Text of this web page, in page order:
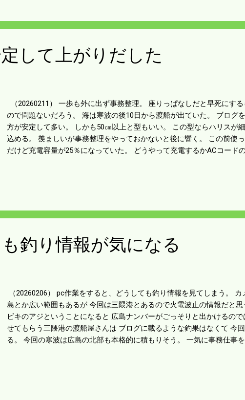
して上がりだした
（20260211） 一歩も外に出ず事務整理。 座りっぱなしだと早死にす
ので問題ないだろう。 海は寒波の後10日から渡船が出ていた。 ブログ
方が安定して多い。 しかも50㎝以上と型もいい。 この型ならハリスが
込める。 羨ましいが事務整理をやっておかないと後に響く。 この前使
だけど充電容量が25％になっていた。 どうやって充電するかACコード
ンと思うので止めたが そういう仕組みなんだと理解できた。 コンバイ
釣り情報が気になる
（20260206） pc作業をすると、どうしても釣り情報を見てしまう。
島とか広い範囲もあるが 今回は三隈港とあるので火電波止の情報だと
ビキのアジということになると 広島ナンバーがごっそりと出かけるの
せてもらう三隈港の渡船屋さんは ブログに載るような釣果はなくて 今
る。 今回の寒波は広島の北部も本格的に積もりそう。 一気に事務仕事を